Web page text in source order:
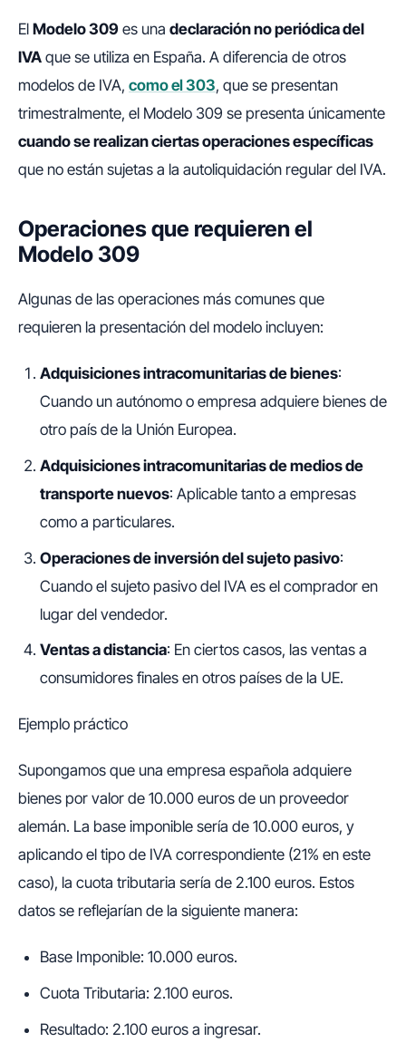
El Modelo 309 es una declaración no periódica del
IVA que se utiliza en España. A diferencia de otros
modelos de IVA, como el 303, que se presentan
trimestralmente, el Modelo 309 se presenta únicamente
cuando se realizan ciertas operaciones específicas
que no están sujetas a la autoliquidación regular del IVA.
Operaciones que requieren el
Modelo 309
Algunas de las operaciones más comunes que
requieren la presentación del modelo incluyen:
Adquisiciones intracomunitarias de bienes:
Cuando un autónomo o empresa adquiere bienes de
otro país de la Unión Europea.
Adquisiciones intracomunitarias de medios de
transporte nuevos: Aplicable tanto a empresas
como a particulares.
Operaciones de inversión del sujeto pasivo:
Cuando el sujeto pasivo del IVA es el comprador en
lugar del vendedor.
Ventas a distancia: En ciertos casos, las ventas a
consumidores finales en otros países de la UE.
Ejemplo práctico
Supongamos que una empresa española adquiere
bienes por valor de 10.000 euros de un proveedor
alemán. La base imponible sería de 10.000 euros, y
aplicando el tipo de IVA correspondiente (21% en este
caso), la cuota tributaria sería de 2.100 euros. Estos
datos se reflejarían de la siguiente manera:
Base Imponible: 10.000 euros.
Cuota Tributaria: 2.100 euros.
Resultado: 2.100 euros a ingresar.